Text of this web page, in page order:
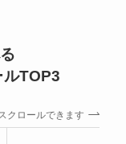
TOP3
スクロールできます